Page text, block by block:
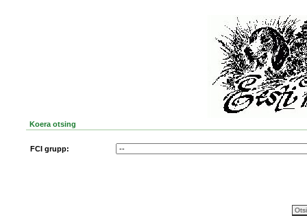
Koera otsing
FCI grupp: